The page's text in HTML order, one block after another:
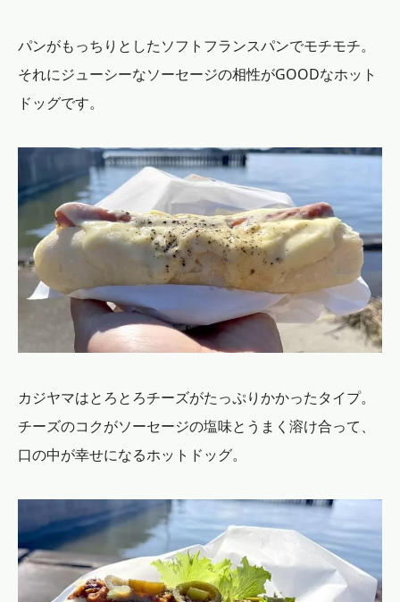
パンがもっちりとしたソフトフランスパンでモチモチ。
それにジューシーなソーセージの相性がGOODなホット
ドッグです。
カジヤマはとろとろチーズがたっぷりかかったタイプ。
チーズのコクがソーセージの塩味とうまく溶け合って、
口の中が幸せになるホットドッグ。